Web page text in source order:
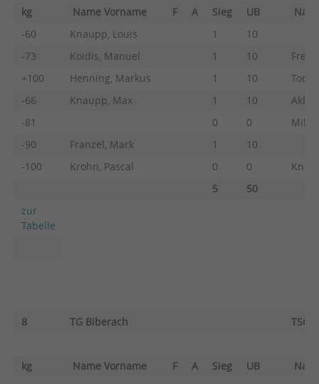
kg Name Vorname F A Sieg UB
-60
Knaupp, Louis 1
10
-73
Koidis, Manuel 1 10
+100
Henning, Markus 1 10
-66
Knaupp, Max 1 10
-81
0 0
-90
Franzel, Mark 1
10
-100
Krohn, Pascal 0 0
5
50
zur
Tabelle
8 TG Biberach TSG
kg Name Vorname F A Sieg UB